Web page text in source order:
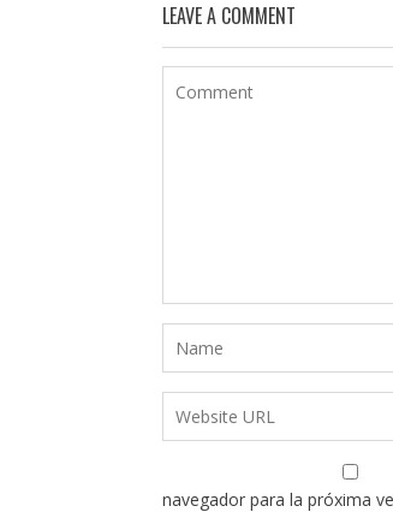
LEAVE A COMMENT
navegador para la próxima